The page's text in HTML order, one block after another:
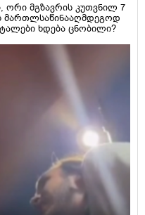
მგზავრის კუთვნილ 7
მართლსაწინააღმდეგოდ
ხდება ცნობილი?